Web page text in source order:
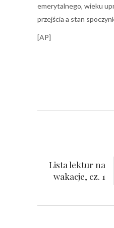
emerytalnego, wieku
przejścia a stan
[AP]
Lista lektur na
wakacje, cz. 1